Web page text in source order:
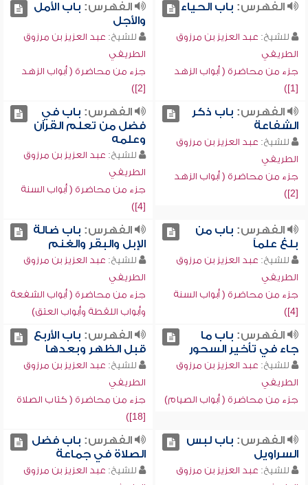
الفهرس: باب الحياء
للشيخ: عبد العزيز بن مرزوق
الطريفي
جزء من محاضرة ( أبواب الزهد
[1])
الفهرس: باب الأمل
والأجل
للشيخ: عبد العزيز بن مرزوق
الطريفي
جزء من محاضرة ( أبواب الزهد
[2])
الفهرس: باب ذكر
الشفاعة
للشيخ: عبد العزيز بن مرزوق
الطريفي
جزء من محاضرة ( أبواب الزهد
[2])
الفهرس: باب في
فضل من تعلم القرآن
وعلمه
للشيخ: عبد العزيز بن مرزوق
الطريفي
جزء من محاضرة ( أبواب السنة
[4])
الفهرس: باب من
بلغ علماً
للشيخ: عبد العزيز بن مرزوق
الطريفي
جزء من محاضرة ( أبواب السنة
[4])
الفهرس: باب ضالة
الإبل والبقر والغنم
للشيخ: عبد العزيز بن مرزوق
الطريفي
جزء من محاضرة ( أبواب الشفعة
وأبواب اللقطة وأبواب العتق)
الفهرس: باب ما
جاء في تأخير السحور
للشيخ: عبد العزيز بن مرزوق
الطريفي
جزء من محاضرة ( أبواب الصيام)
الفهرس: باب الأربع
قبل الظهر وبعدها
للشيخ: عبد العزيز بن مرزوق
الطريفي
جزء من محاضرة ( كتاب الصلاة
[18])
الفهرس: باب لبس
السراويل
للشيخ: عبد العزيز بن مرزوق
الفهرس: باب فضل
الصلاة في جماعة
للشيخ: عبد العزيز بن مرزوق